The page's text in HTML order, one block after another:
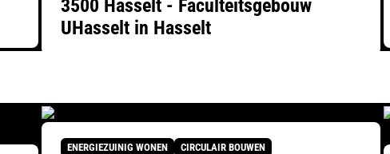
3500 Hasselt - Faculteitsgebouw
UHasselt in Hasselt
ENERGIEZUINIG WONEN CIRCULAIR BOUWEN